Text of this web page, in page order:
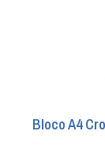
Bloco A4